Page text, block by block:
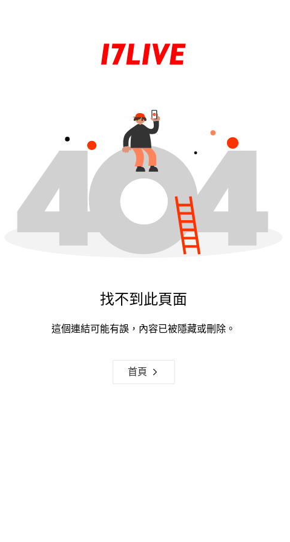
找不到此頁面
這個連結可能有誤，內容已被隱藏或刪除。
首頁